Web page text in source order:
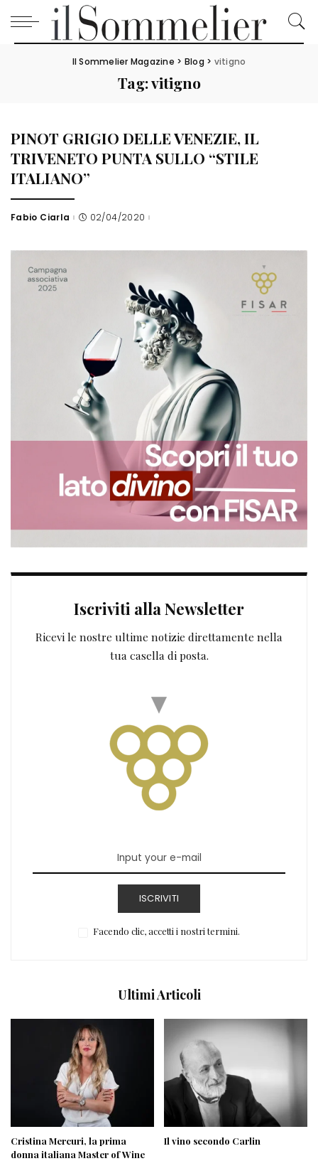
Il Sommelier Magazine > Blog > vitigno
Tag:vitigno
PINOT GRIGIO DELLE VENEZIE, IL
TRIVENETO PUNTA SULLO “STILE
ITALIANO”
Posted
Fabio Ciarla 02/04/2020
Iscriviti alla Newsletter
Ricevi le nostre ultime notizie direttamente nella
tua casella di posta.
ISCRIVITI
Facendo clic, accetti i nostri termini.
Ultimi Articoli
Cristina Mercuri, la prima
donna italiana Master of Wine
Il vino secondo Carlin